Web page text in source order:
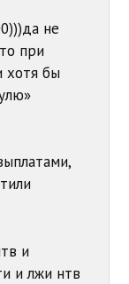
не
при
хотя бы
и
и лжи нтв